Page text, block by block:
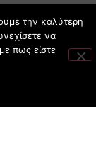
την καλύτερη
να
πως είστε